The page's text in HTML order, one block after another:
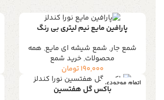
پارافین مایع نیم لیتری بی رنگ
شمع جار, شمع شیشه ای مایع, همه
محصولات, خرید شمع
190,000تومان
اتمام موجودی
باکس گل هفتسین